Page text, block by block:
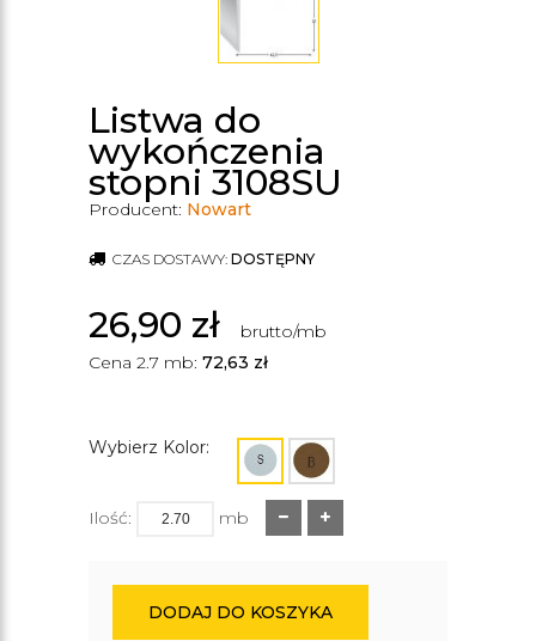
Listwa do
wykończenia
stopni 3108SU
Producent: Nowart
CZAS DOSTAWY: DOSTĘPNY
26,90 zł
brutto/mb
Cena 2.7 mb: 72,63 zł
Wybierz Kolor:
Ilość: mb
DODAJ DO KOSZYKA